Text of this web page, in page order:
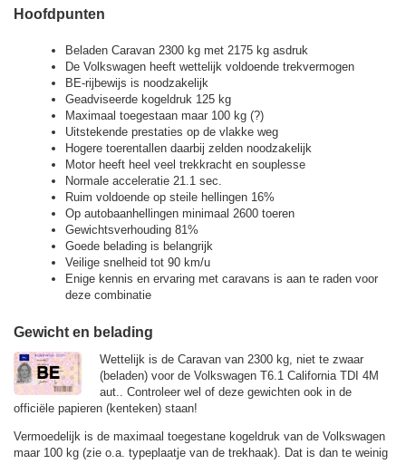
Hoofdpunten
Beladen Caravan 2300 kg met 2175 kg asdruk
De Volkswagen heeft wettelijk voldoende trekvermogen
BE-rijbewijs is noodzakelijk
Geadviseerde kogeldruk 125 kg
Maximaal toegestaan maar 100 kg (?)
Uitstekende prestaties op de vlakke weg
Hogere toerentallen daarbij zelden noodzakelijk
Motor heeft heel veel trekkracht en souplesse
Normale acceleratie 21.1 sec.
Ruim voldoende op steile hellingen 16%
Op autobaanhellingen minimaal 2600 toeren
Gewichtsverhouding 81%
Goede belading is belangrijk
Veilige snelheid tot 90 km/u
Enige kennis en ervaring met caravans is aan te raden voor
deze combinatie
Gewicht en belading
Wettelijk is de Caravan van 2300 kg, niet te zwaar
(beladen) voor de Volkswagen T6.1 California TDI 4M
aut.. Controleer wel of deze gewichten ook in de
officiële papieren (kenteken) staan!
Vermoedelijk is de maximaal toegestane kogeldruk van de Volkswagen
maar 100 kg (zie o.a. typeplaatje van de trekhaak). Dat is dan te weinig